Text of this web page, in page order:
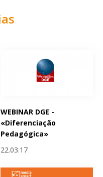
WEBINAR DGE -
«Diferenciação
Pedagógica»
22.03.17